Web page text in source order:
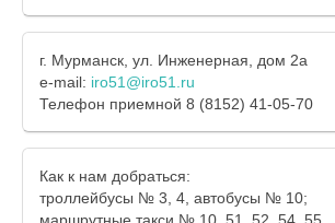
г. Мурманск, ул. Инженерная, дом 2а
e-mail: iro51@iro51.ru
Телефон приемной 8 (8152) 41-05-70
Как к нам добраться:
троллейбусы № 3, 4, автобусы № 10;